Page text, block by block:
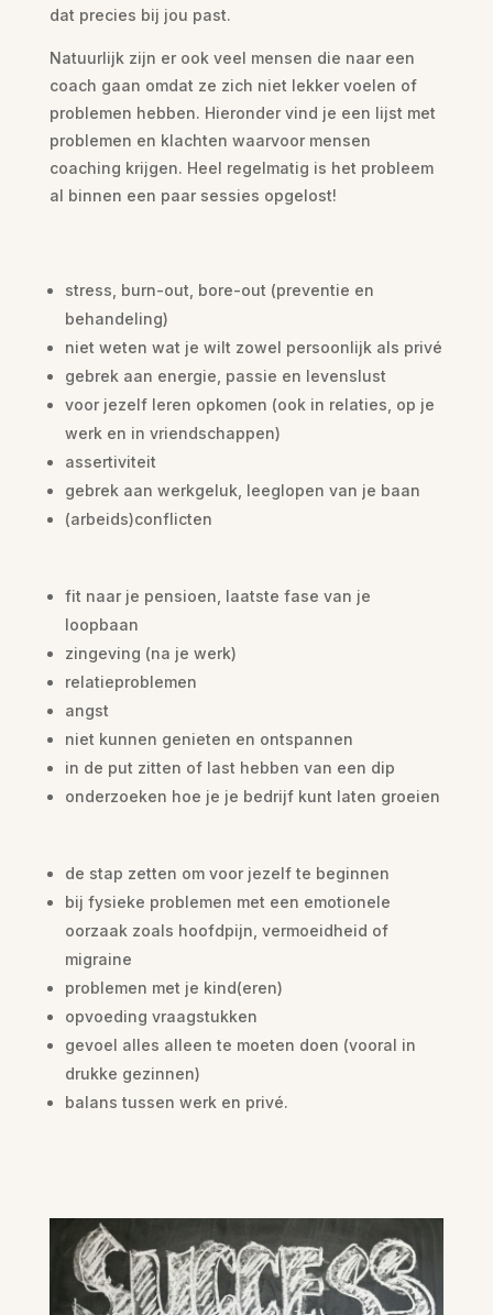
dat precies bij jou past.
Natuurlijk zijn er ook veel mensen die naar een
coach gaan omdat ze zich niet lekker voelen of
problemen hebben. Hieronder vind je een lijst met
problemen en klachten waarvoor mensen
coaching krijgen. Heel regelmatig is het probleem
al binnen een paar sessies opgelost!
stress, burn-out, bore-out (preventie en
behandeling)
niet weten wat je wilt zowel persoonlijk als privé
gebrek aan energie, passie en levenslust
voor jezelf leren opkomen (ook in relaties, op je
werk en in vriendschappen)
assertiviteit
gebrek aan werkgeluk, leeglopen van je baan
(arbeids)conflicten
fit naar je pensioen, laatste fase van je
loopbaan
zingeving (na je werk)
relatieproblemen
angst
niet kunnen genieten en ontspannen
in de put zitten of last hebben van een dip
onderzoeken hoe je je bedrijf kunt laten groeien
de stap zetten om voor jezelf te beginnen
bij fysieke problemen met een emotionele
oorzaak zoals hoofdpijn, vermoeidheid of
migraine
problemen met je kind(eren)
opvoeding vraagstukken
gevoel alles alleen te moeten doen (vooral in
drukke gezinnen)
balans tussen werk en privé.